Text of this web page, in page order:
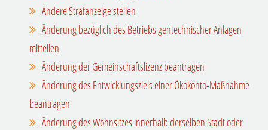
Andere Strafanzeige stellen
Änderung bezüglich des Betriebs gentechnischer Anlagen
mitteilen
Änderung der Gemeinschaftslizenz beantragen
Änderung des Entwicklungsziels einer Ökokonto-Maßnahme
beantragen
Änderung des Wohnsitzes innerhalb derselben Stadt oder